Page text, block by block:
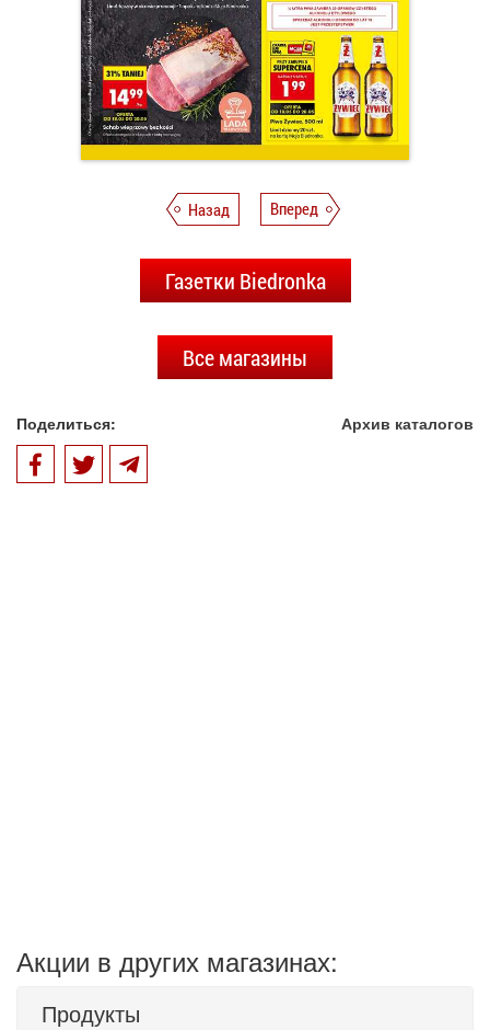
Назад Вперед
Газетки Biedronka
Все магазины
Поделиться: Архив каталогов
Акции в других магазинах:
Продукты